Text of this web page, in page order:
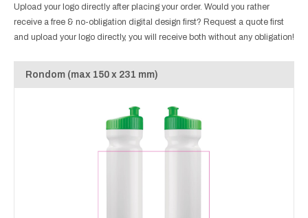
Upload your logo directly after placing your order. Would you rather
receive a free & no-obligation digital design first? Request a quote first
and upload your logo directly, you will receive both without any obligation!
Rondom (max 150 x 231 mm)